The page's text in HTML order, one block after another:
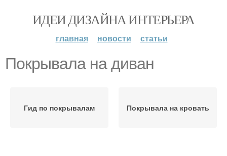
ИДЕИ ДИЗАЙНА ИНТЕРЬЕРА
главная новости статьи
Покрывала на диван
Гид по покрывалам Покрывала на кровать